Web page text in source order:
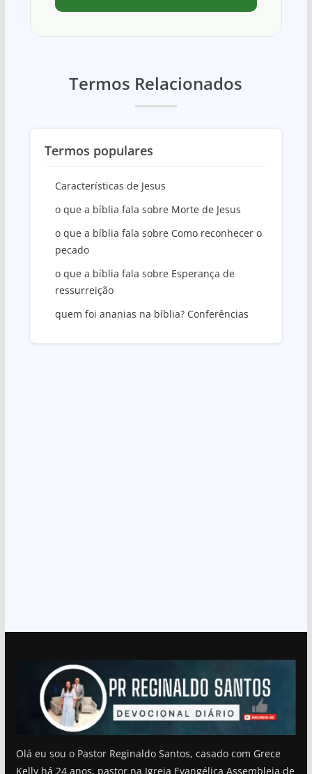
Termos Relacionados
Termos populares
Características de Jesus
o que a bíblia fala sobre Morte de Jesus
o que a bíblia fala sobre Como reconhecer o
pecado
o que a bíblia fala sobre Esperança de
ressurreição
quem foi ananias na bíblia? Conferências
Olá eu sou o Pastor Reginaldo Santos, casado com Grece
Kelly há 24 anos, pastor na Igreja Evangélica Assembleia de